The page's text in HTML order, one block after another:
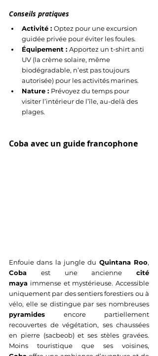
Conseils pratiques
Activité : Optez pour une excursion
guidée privée pour éviter les foules.
Équipement : Apportez un t-shirt anti
UV (la crème solaire, même
biodégradable, n’est pas toujours
autorisée) pour les activités marines.
Nature : Prévoyez du temps pour
visiter l’intérieur de l’île, au-delà des
plages.
Coba avec un guide francophone
Enfouie dans la jungle du Quintana Roo
Coba est une ancienne cité
maya immense et mystérieuse. Accessible
uniquement par des sentiers forestiers ou à
pyramides encore partiellement
recouvertes de végétation, ses chaussées
en pierre (sacbeob) et ses stèles gravées.